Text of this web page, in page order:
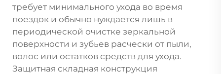
требует минимального ухода во время
поездок и обычно нуждается лишь в
периодической очистке зеркальной
поверхности и зубьев расчески от пыли,
волос или остатков средств для ухода.
Защитная складная конструкция